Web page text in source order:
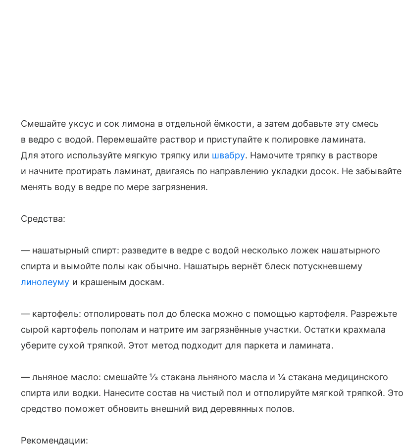
Смешайте уксус и сок лимона в отдельной ёмкости, а затем добавьте эту смесь
в ведро с водой. Перемешайте раствор и приступайте к полировке ламината.
Для этого используйте мягкую тряпку или швабру. Намочите тряпку в растворе
и начните протирать ламинат, двигаясь по направлению укладки досок. Не забывайте
менять воду в ведре по мере загрязнения.
Средства:
— нашатырный спирт: разведите в ведре с водой несколько ложек нашатырного
спирта и вымойте полы как обычно. Нашатырь вернёт блеск потускневшему
линолеуму и крашеным доскам.
— картофель: отполировать пол до блеска можно с помощью картофеля. Разрежьте
сырой картофель пополам и натрите им загрязнённые участки. Остатки крахмала
уберите сухой тряпкой. Этот метод подходит для паркета и ламината.
— льняное масло: смешайте ⅓ стакана льняного масла и ¼ стакана медицинского
спирта или водки. Нанесите состав на чистый пол и отполируйте мягкой тряпкой. Это
средство поможет обновить внешний вид деревянных полов.
Рекомендации: